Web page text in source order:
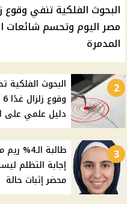
البحوث الفلكية تنفي وقوع
مصر اليوم وتحسم شائعات
المدمرة
2
البحوث الفلكية
دليل علمي على
3
طالبة
إجابة التظلم
محضر إثبات حالة